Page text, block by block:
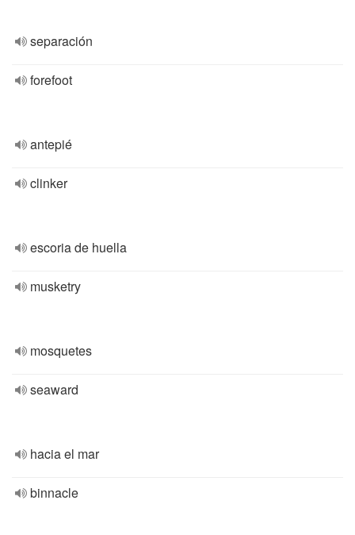
separación
forefoot
antepié
clinker
escoria de huella
musketry
mosquetes
seaward
hacia el mar
binnacle